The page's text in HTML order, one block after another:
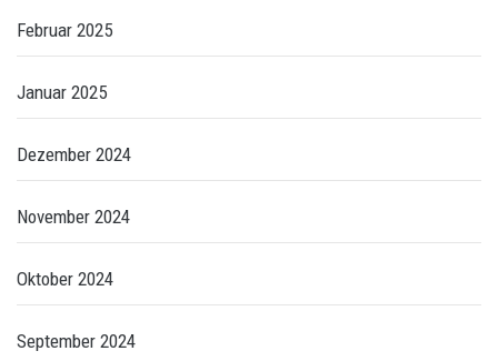
Februar 2025
Januar 2025
Dezember 2024
November 2024
Oktober 2024
September 2024